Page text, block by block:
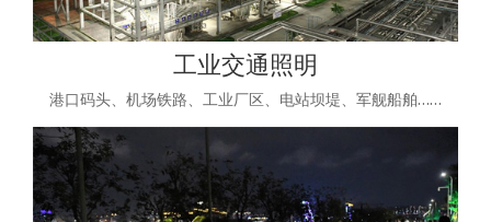
工业交通照明
港口码头、机场铁路、工业厂区、电站坝堤、军舰船舶……